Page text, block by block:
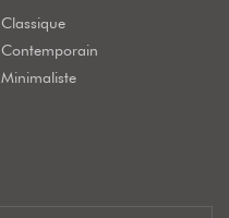
Classique
Contemporain
Minimaliste